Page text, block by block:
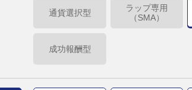
通貨選択型
ラップ専用
（SMA）
成功報酬型